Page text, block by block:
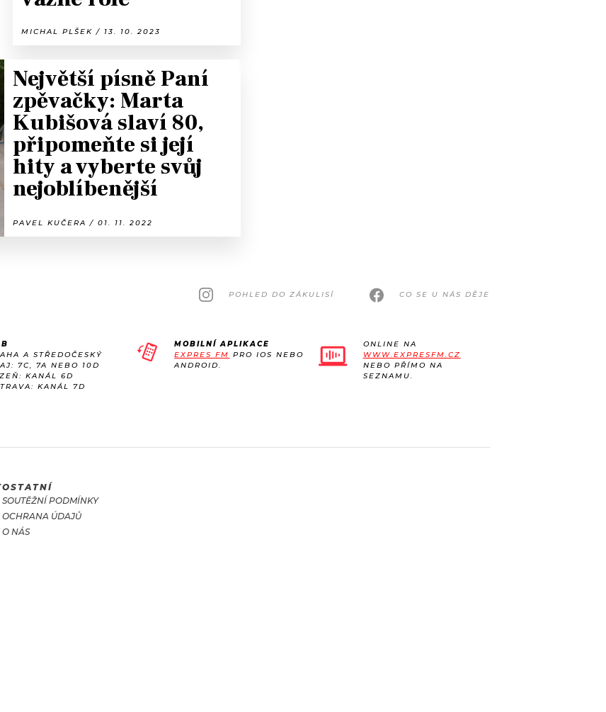
MICHAL PLŠEK / 13. 10. 2023
Největší písně Paní
zpěvačky: Marta
Kubišová slaví 80,
připomeňte si její
hity a vyberte svůj
nejoblíbenější
PAVEL KUČERA / 01. 11. 2022
POHLED DO ZÁKULISÍ CO SE U NÁS DĚJE
A STŘEDOČESKÝ
7C, 7A NEBO 10D
KANÁL 6D
KANÁL 7D
MOBILNÍ APLIKACE
EXPRES FM PRO IOS NEBO
ANDROID.
ONLINE NA
WWW.EXPRESFM.CZ
NEBO PŘÍMO NA
SEZNAMU.
OSTATNÍ
SOUTĚŽNÍ PODMÍNKY
OCHRANA ÚDAJŮ
O NÁS